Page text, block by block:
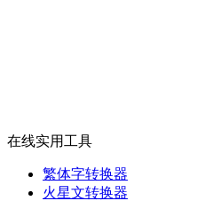
在线实用工具
繁体字转换器
火星文转换器